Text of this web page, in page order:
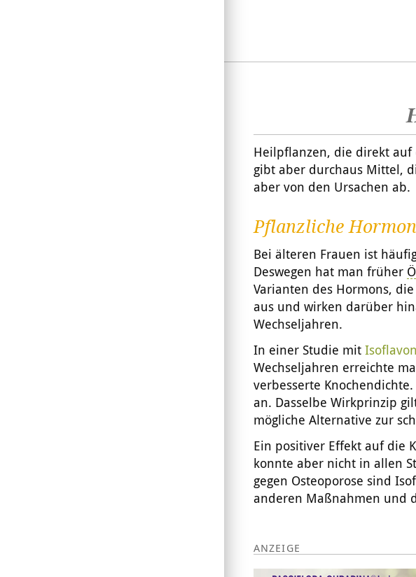
Heilpflanzen, die direkt auf
gibt aber durchaus Mittel,
aber von den Ursachen ab.
Pflanzliche
Bei älteren Frauen ist
Deswegen hat man früher
Varianten des Hormons,
aus und wirken darüber
Wechseljahren.
In einer Studie mit
Wechseljahren erreichte
verbesserte
an. Dasselbe Wirkprinzip
mögliche Alternative zur
Ein positiver Effekt auf die
konnte aber nicht in allen
gegen Osteoporose sind
anderen Maßnahmen und